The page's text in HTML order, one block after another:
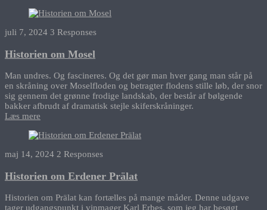
juli 7, 2024 3 Responses
Historien om Mosel
Man undres. Og fascineres. Og det gør man hver gang man står på
en skråning over Moselfloden og betragter flodens stille løb, der snor
sig gennem det grønne frodige landskab, der består af bølgende
bakker afbrudt af dramatisk stejle skiferskråninger.
Læs mere
maj 14, 2024 2 Responses
Historien om Erdener Prälat
Historien om Prälat kan fortælles på mange måder. Denne udgave
tager udgangspunkt i vinmager Karl Erbes, som jeg har besøgt